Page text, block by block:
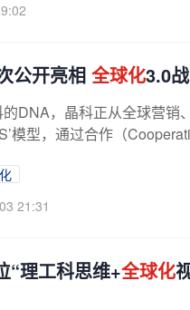
公开亮相 全球化3.0
的DNA，晶科正从全球营销
模型，通过合作（
21:31
“理工科思维+全球化